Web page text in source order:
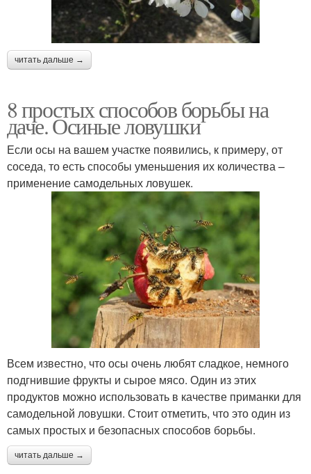
читать дальше →
8 простых способов борьбы на
даче. Осиные ловушки
Если осы на вашем участке появились, к примеру, от
соседа, то есть способы уменьшения их количества –
применение самодельных ловушек.
Всем известно, что осы очень любят сладкое, немного
подгнившие фрукты и сырое мясо. Один из этих
продуктов можно использовать в качестве приманки для
самодельной ловушки. Стоит отметить, что это один из
самых простых и безопасных способов борьбы.
читать дальше →